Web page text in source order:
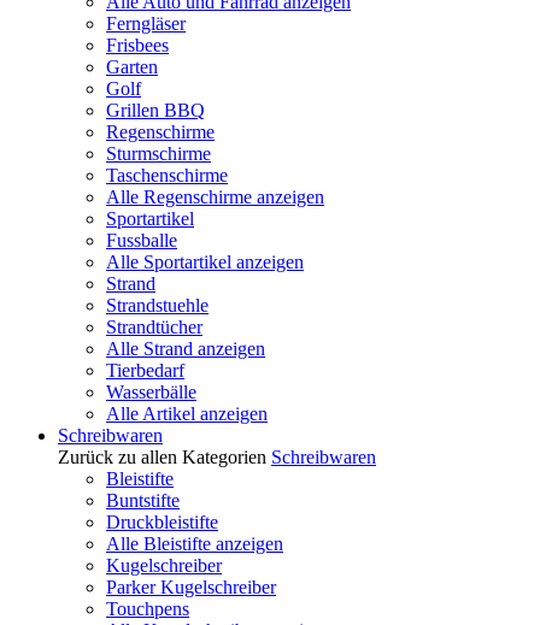
Ferngläser
Frisbees
Garten
Golf
Grillen BBQ
Regenschirme
Sturmschirme
Taschenschirme
Alle Regenschirme anzeigen
Sportartikel
Fussballe
Alle Sportartikel anzeigen
Strand
Strandstuehle
Strandtücher
Alle Strand anzeigen
Tierbedarf
Wasserbälle
Alle Artikel anzeigen
Schreibwaren
Zurück zu allen Kategorien Schreibwaren
Bleistifte
Buntstifte
Druckbleistifte
Alle Bleistifte anzeigen
Kugelschreiber
Parker Kugelschreiber
Touchpens